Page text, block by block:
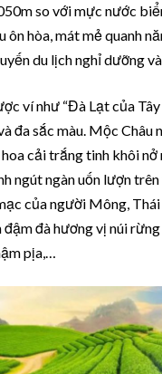
so với mực nước
ôn hòa, mát mẻ quanh
du lịch nghỉ dưỡng
ví như “Đà Lạt của
đa sắc màu. Mộc Châu
cải trắng tinh khôi nở
ngút ngàn uốn lượn
của người Mông,
đậm đà hương vị núi
pịa,…